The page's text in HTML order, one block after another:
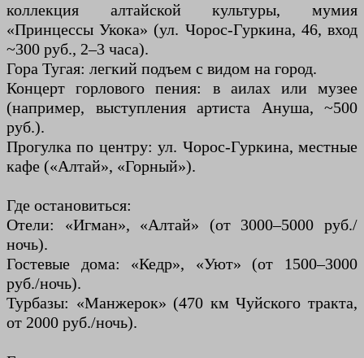
коллекция алтайской культуры, мумия
«Принцессы Укока» (ул. Чорос-Гуркина, 46, вход
~300 руб., 2–3 часа).
Гора Тугая: легкий подъем с видом на город.
Концерт горлового пения: в аилах или музее
(например, выступления артиста Ануша, ~500
руб.).
Прогулка по центру: ул. Чорос-Гуркина, местные
кафе («Алтай», «Горный»).
Где остановиться:
Отели: «Игман», «Алтай» (от 3000–5000 руб./
ночь).
Гостевые дома: «Кедр», «Уют» (от 1500–3000
руб./ночь).
Турбазы: «Манжерок» (470 км Чуйского тракта,
от 2000 руб./ночь).